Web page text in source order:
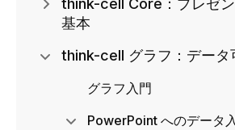
基本
think-cell グラフ：データ
グラフ入門
PowerPoint へのデータ